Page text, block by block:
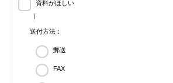
資料がほしい
（
送付方法：
郵送
FAX